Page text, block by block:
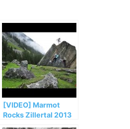
[VIDEO] Marmot
Rocks Zillertal 2013